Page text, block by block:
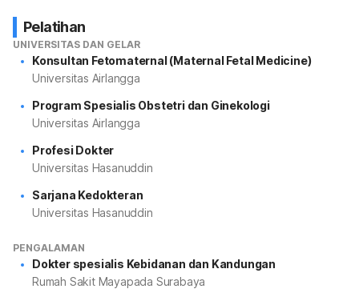
Pelatihan
UNIVERSITAS DAN GELAR
Konsultan Fetomaternal (Maternal Fetal Medicine)
Universitas Airlangga
Program Spesialis Obstetri dan Ginekologi
Universitas Airlangga
Profesi Dokter
Universitas Hasanuddin
Sarjana Kedokteran
Universitas Hasanuddin
PENGALAMAN
Dokter spesialis Kebidanan dan Kandungan
Rumah Sakit Mayapada Surabaya